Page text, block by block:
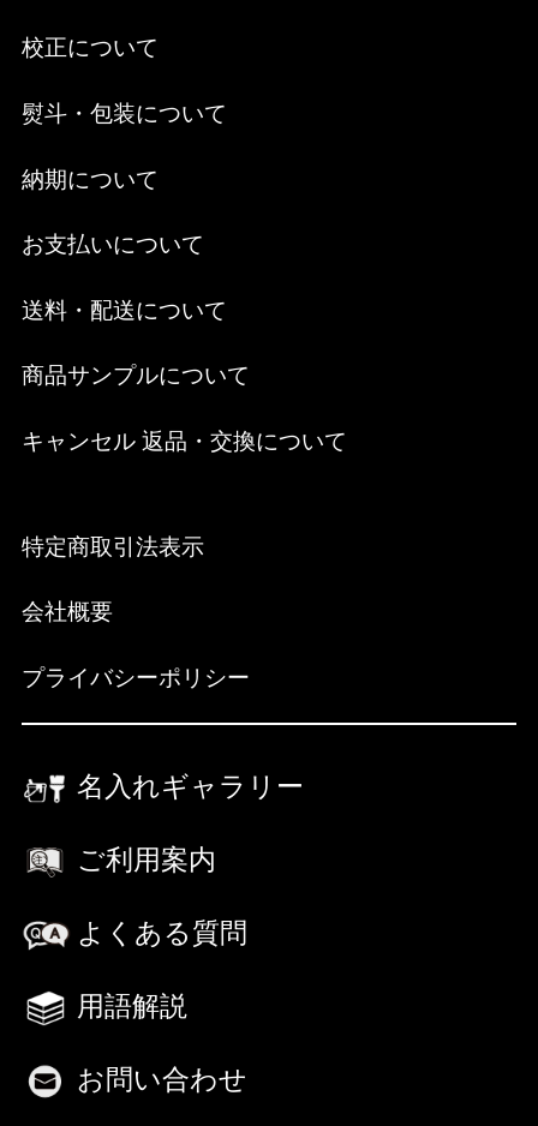
校正について
熨斗・包装について
納期について
お支払いについて
送料・配送について
商品サンプルについて
キャンセル 返品・交換について
特定商取引法表示
会社概要
プライバシーポリシー
名入れギャラリー
ご利用案内
よくある質問
用語解説
お問い合わせ